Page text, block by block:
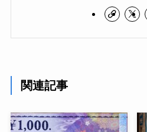
関連記事